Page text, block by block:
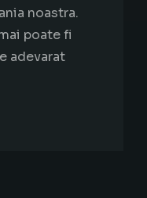
noastra.
poate fi
adevarat